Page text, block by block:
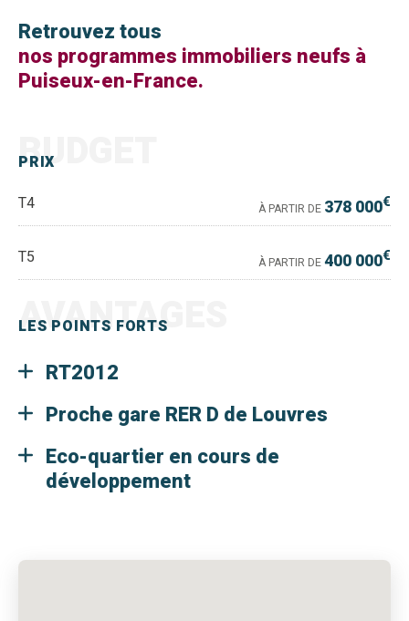
Retrouvez tous
nos programmes immobiliers neufs à
Puiseux-en-France.
PRIX
BUDGET
T4 À PARTIR DE 378 000€
T5 À PARTIR DE400 000€
LES POINTS FORTS
AVANTAGES
RT2012
Proche gare RER D de Louvres
Eco-quartier en cours de
développement